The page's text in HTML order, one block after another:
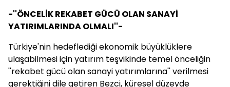
-''ÖNCELİK REKABET GÜCÜ OLAN SANAYİ
YATIRIMLARINDA OLMALI''-
Türkiye'nin hedeflediği ekonomik büyüklüklere
ulaşabilmesi için yatırım teşvikinde temel önceliğin
''rekabet gücü olan sanayi yatırımlarına'' verilmesi
gerektiğini dile getiren Bezci, küresel düzeyde